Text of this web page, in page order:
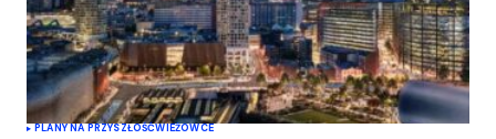
Your Name*
PLANY NA PRZYSZŁOŚĆWIEŻOWCE